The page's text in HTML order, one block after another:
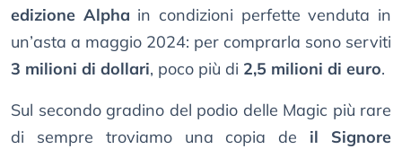
edizione Alpha in condizioni perfette venduta in
un’asta a maggio 2024: per comprarla sono serviti
3 milioni di dollari, poco più di 2,5 milioni di euro.
Sul secondo gradino del podio delle Magic più rare
di sempre troviamo una copia de il Signore